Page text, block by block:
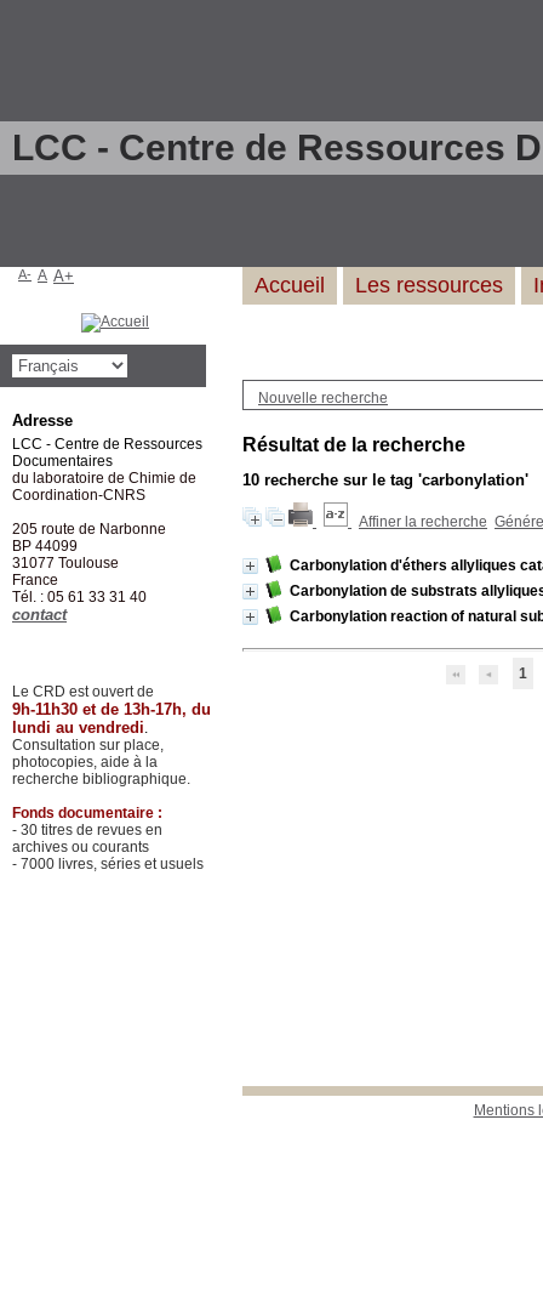
LCC - Centre de Ressources
Nouvelle recherche
Résultat de la recherche
10 recherche sur le tag 'carbonylation'
Affiner la recherche
Carbonylation d'éthers allyliques
Carbonylation de substrats
Carbonylation reaction of natural
1
Mentions
Accueil Les ressources
A- A A+
Adresse
LCC - Centre de Ressources
Documentaires
du laboratoire de Chimie de
Coordination-CNRS
205 route de Narbonne
BP 44099
31077 Toulouse
France
Tél. : 05 61 33 31 40
contact
Le CRD est ouvert de
9h-11h30 et de 13h-17h, du
lundi au vendredi.
Consultation sur place,
photocopies, aide à la
recherche bibliographique.
Fonds documentaire :
- 30 titres de revues en
archives ou courants
- 7000 livres, séries et usuels